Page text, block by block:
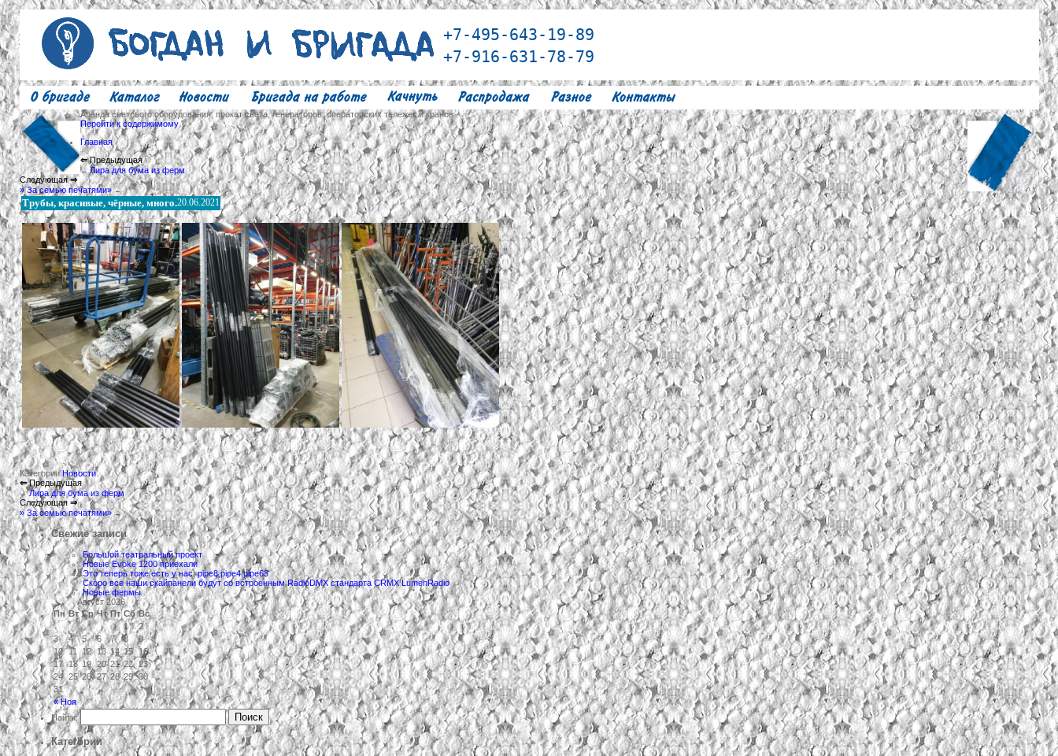
+7-495-643-19-89
+7-916-631-78-79
Аренда светового оборудования, прокат света, генераторов, операторских тележек и кранов
Перейти к содержимому
Главная
⇐Предыдущая
←Лира для бума из ферм
Следующая⇒
» За семью печатями»→
Трубы, красивые, чёрные, много.20.06.2021
КатегорииНовости.
⇐Предыдущая
←Лира для бума из ферм
Следующая ⇒
» За семью печатями»→
Свежие записи
Большой театральный проект
Новые Evoke 1200 приехали
Это теперь тоже есть у нас: pipe8,pipe4,pipe63
Скоро все наши скайпанели будут со встроенным RadioDMX стандарта CRMX LumenRadio
Новые фермы
Август 2026
Пн Вт Ср Чт Пт Сб Вс
« Ноя
1
2
3
4 5 6 7 8
9
10 11 12 13 14 15 16
17 18 19 20 21 22 23
24
25 26 27 28 29 30
31
Найти:
Категории